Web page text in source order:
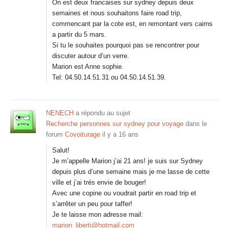
On est deux francaises sur sydney depuis deux
semaines et nous souhaitons faire road trip,
commencant par la cote est, en remontant vers cairns
a partir du 5 mars.
Si tu le souhaites pourquoi pas se rencontrer pour
discuter autour d’un verre.
Marion est Anne sophie.
Tel: 04.50.14.51.31 ou 04.50.14.51.39.
NENECH a répondu au sujet
Recherche personnes sur sydney pour voyage dans le
forum Covoiturage il y a 16 ans
Salut!
Je m’appelle Marion j’ai 21 ans! je suis sur Sydney
depuis plus d’une semaine mais je me lasse de cette
ville et j’ai trés envie de bouger!
Avec une copine ou voudrait partir en road trip et
s’arrêter un peu pour taffer!
Je te laisse mon adresse mail:
marion_liberti@hotmail.com